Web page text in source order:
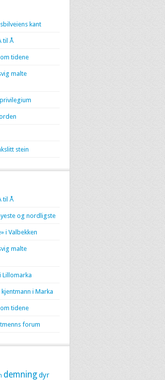
kant
til Å
tidene
malte
stein
til Å
og nordligste
i Valbekken
malte
Lillomarka
i Marka
tidene
forum
demningdyr